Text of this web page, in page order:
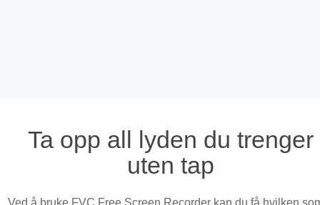
Ta opp all lyden du trenger
uten tap